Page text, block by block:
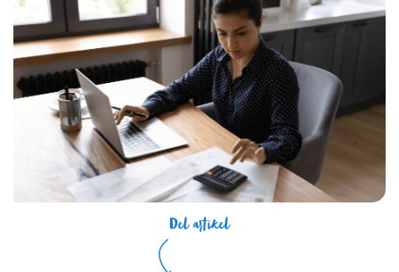
Del artikel